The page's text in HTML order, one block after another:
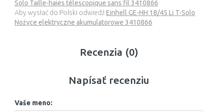
Solo Taille-haies télescopique sans fil 3410866
Aby wysłać do Polski odwiedźEinhell GE-HH 18/45 Li T-Solo
Nożyce elektryczne akumulatorowe 3410866
Recenzia (0)
Napísať recenziu
Vaše meno: